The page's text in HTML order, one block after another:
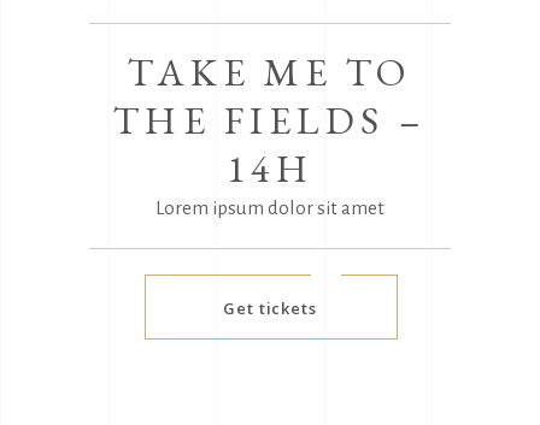
TAKE ME TO
THE FIELDS –
14H
Lorem ipsum dolor sit amet
Get tickets